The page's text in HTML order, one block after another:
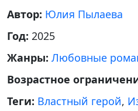
Автор: Юлия Пылаева
Год: 2025
Жанры: Любовные
Возрастное
Теги: Властный герой,